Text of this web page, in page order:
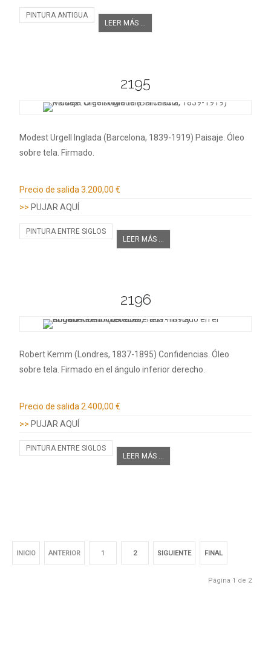
PINTURA ANTIGUA
LEER MÁS ...
2195
Modest Urgell Inglada (Barcelona, 1839-1919) Paisaje. Óleo
sobre tela. Firmado.
Precio de salida 3.200,00 €
>> PUJAR AQUÍ
PINTURA ENTRE SIGLOS
LEER MÁS ...
2196
Robert Kemm (Londres, 1837-1895) Confidencias. Óleo
sobre tela. Firmado en el ángulo inferior derecho.
Precio de salida 2.400,00 €
>> PUJAR AQUÍ
PINTURA ENTRE SIGLOS
LEER MÁS ...
INICIO ANTERIOR 1 2 SIGUIENTE FINAL
Página 1 de 2